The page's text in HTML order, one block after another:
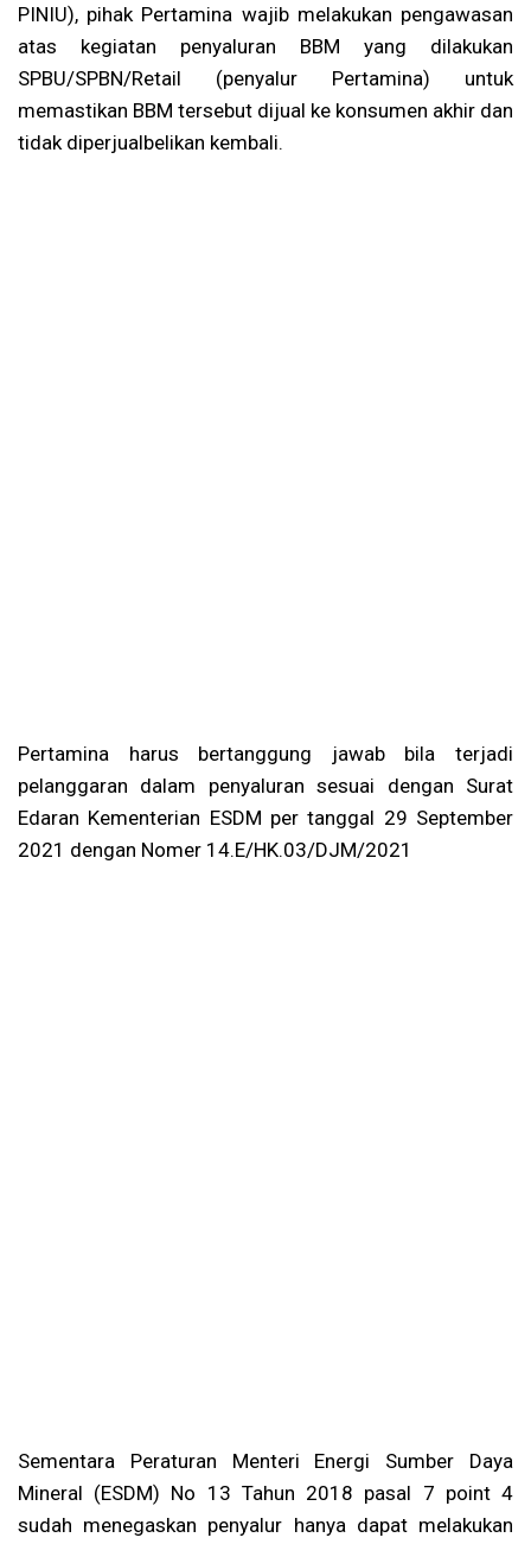
PINIU), pihak Pertamina wajib melakukan pengawasan
atas kegiatan penyaluran BBM yang dilakukan
SPBU/SPBN/Retail (penyalur Pertamina) untuk
memastikan BBM tersebut dijual ke konsumen akhir dan
tidak diperjualbelikan kembali.
Pertamina harus bertanggung jawab bila terjadi
pelanggaran dalam penyaluran sesuai dengan Surat
Edaran Kementerian ESDM per tanggal 29 September
2021 dengan Nomer 14.E/HK.03/DJM/2021
Sementara Peraturan Menteri Energi Sumber Daya
Mineral (ESDM) No 13 Tahun 2018 pasal 7 point 4
sudah menegaskan penyalur hanya dapat melakukan